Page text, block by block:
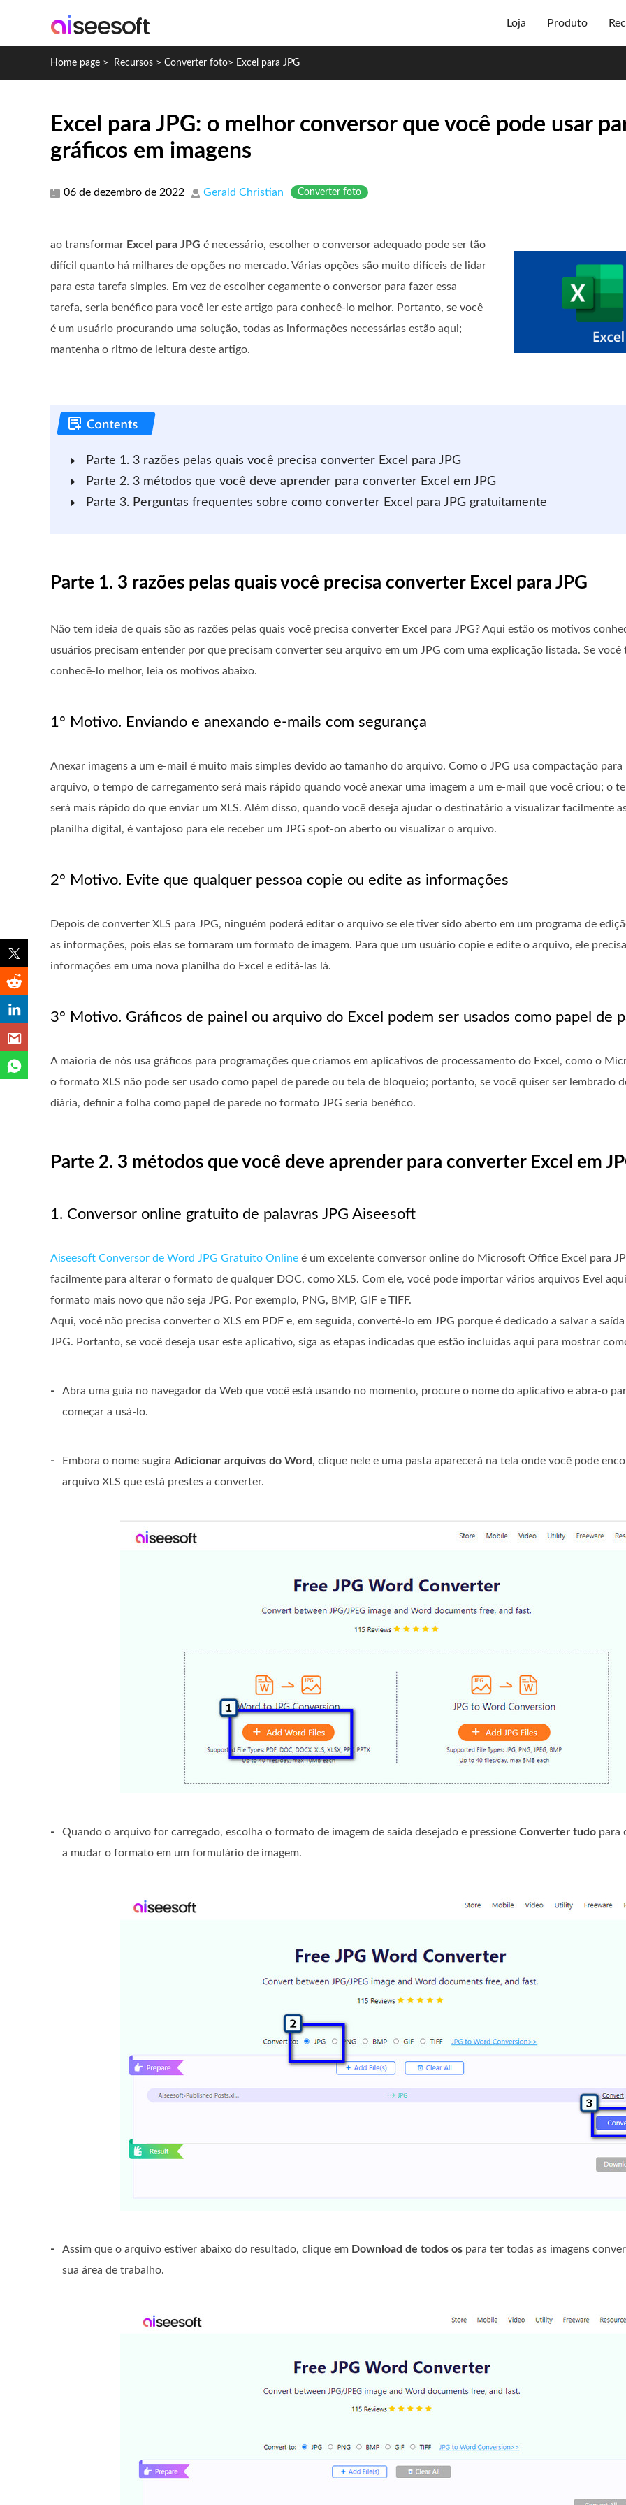
Loja Produto
Home page > Recursos > Converter foto> Excel para JPG
Excel para JPG: o melhor conversor que você pode usar
gráficos em imagens
06 de dezembro de 2022 Gerald Christian Converter foto
ao transformar Excel para JPG é necessário, escolher o conversor adequado pode ser tão
difícil quanto há milhares de opções no mercado. Várias opções são muito difíceis de lidar
para esta tarefa simples. Em vez de escolher cegamente o conversor para fazer essa
tarefa, seria benéfico para você ler este artigo para conhecê-lo melhor. Portanto, se você
é um usuário procurando uma solução, todas as informações necessárias estão aqui;
mantenha o ritmo de leitura deste artigo.
Parte 1. 3 razões pelas quais você precisa converter Excel para JPG
Parte 2. 3 métodos que você deve aprender para converter Excel em JPG
Parte 3. Perguntas frequentes sobre como converter Excel para JPG gratuitamente
Parte 1. 3 razões pelas quais você precisa converter Excel para JPG
Não tem ideia de quais são as razões pelas quais você precisa converter Excel para JPG? Aqui estão os motivos
usuários precisam entender por que precisam converter seu arquivo em um JPG com uma explicação listada. Se você
conhecê-lo melhor, leia os motivos abaixo.
1º Motivo. Enviando e anexando e-mails com segurança
Anexar imagens a um e-mail é muito mais simples devido ao tamanho do arquivo. Como o JPG usa compactação
arquivo, o tempo de carregamento será mais rápido quando você anexar uma imagem a um e-mail que você criou; o
será mais rápido do que enviar um XLS. Além disso, quando você deseja ajudar o destinatário a visualizar facilmente
planilha digital, é vantajoso para ele receber um JPG spot-on aberto ou visualizar o arquivo.
2º Motivo. Evite que qualquer pessoa copie ou edite as informações
Depois de converter XLS para JPG, ninguém poderá editar o arquivo se ele tiver sido aberto em um programa de
as informações, pois elas se tornaram um formato de imagem. Para que um usuário copie e edite o arquivo, ele
informações em uma nova planilha do Excel e editá-las lá.
3º Motivo. Gráficos de painel ou arquivo do Excel podem ser usados ​​como papel de
A maioria de nós usa gráficos para programações que criamos em aplicativos de processamento do Excel, como o
o formato XLS não pode ser usado como papel de parede ou tela de bloqueio; portanto, se você quiser ser lembrado
diária, definir a folha como papel de parede no formato JPG seria benéfico.
Parte 2. 3 métodos que você deve aprender para converter Excel em
1. Conversor online gratuito de palavras JPG Aiseesoft
Aiseesoft Conversor de Word JPG Gratuito Online é um excelente conversor online do Microsoft Office Excel para
facilmente para alterar o formato de qualquer DOC, como XLS. Com ele, você pode importar vários arquivos Evel
formato mais novo que não seja JPG. Por exemplo, PNG, BMP, GIF e TIFF.
Aqui, você não precisa converter o XLS em PDF e, em seguida, convertê-lo em JPG porque é dedicado a salvar a
JPG. Portanto, se você deseja usar este aplicativo, siga as etapas indicadas que estão incluídas aqui para mostrar
-
Abra uma guia no navegador da Web que você está usando no momento, procure o nome do aplicativo e abra-o
começar a usá-lo.
- Embora o nome sugira Adicionar arquivos do Word , clique nele e uma pasta aparecerá na tela onde você pode
arquivo XLS que está prestes a converter.
- Quando o arquivo for carregado, escolha o formato de imagem de saída desejado e pressione Converter tudo para
a mudar o formato em um formulário de imagem.
- Assim que o arquivo estiver abaixo do resultado, clique em Download de todos os para ter todas as imagens
sua área de trabalho.